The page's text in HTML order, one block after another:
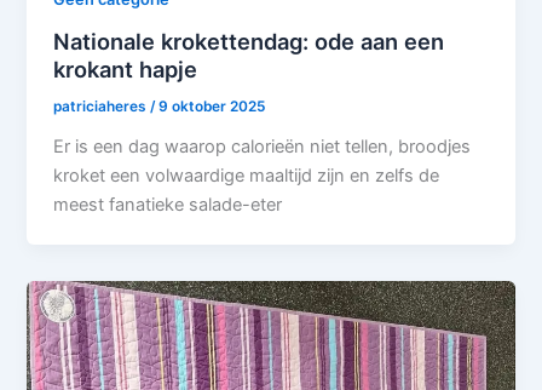
Nationale krokettendag: ode aan een
krokant hapje
patriciaheres /9 oktober 2025
Er is een dag waarop calorieën niet tellen, broodjes
kroket een volwaardige maaltijd zijn en zelfs de
meest fanatieke salade-eter